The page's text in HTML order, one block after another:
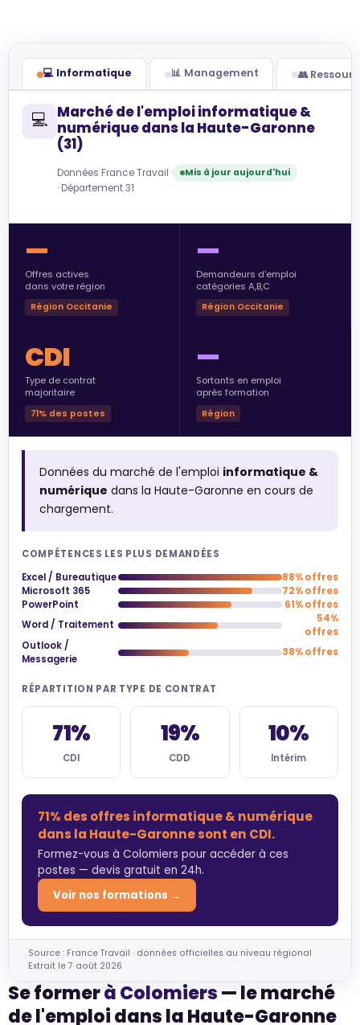
💻 Informatique 📊 Management 👥
💻 Marché de l'emploi informatique &
numérique dans la Haute-Garonne
(31)
Données France Travail · Mis à jour aujourd'hui
· Département 31
—
Offres actives
dans votre région
Région Occitanie
—
Demandeurs d'emploi
catégories A,B,C
Région Occitanie
CDI
Type de contrat
majoritaire
71% des postes
—
Sortants en emploi
après formation
Région
Données du marché de l'emploi informatique &
numérique dans la Haute-Garonne en cours de
chargement.
COMPÉTENCES LES PLUS DEMANDÉES
Excel / Bureautique
88% offres
Microsoft 365
72% offres
PowerPoint
61% offres
Word / Traitement
54%
offres
Outlook /
Messagerie
38% offres
RÉPARTITION PAR TYPE DE CONTRAT
71%
CDI
19%
CDD
10%
Intérim
71% des offres informatique & numérique
dans la Haute-Garonne sont en CDI.
Formez-vous à Colomiers pour accéder à ces
postes — devis gratuit en 24h.
Voir nos formations →
Source : France Travail · données officielles au niveau régional
Extrait le 7 août 2026
Se formerà Colomiers— le marché
de l'emploi dans la Haute-Garonne